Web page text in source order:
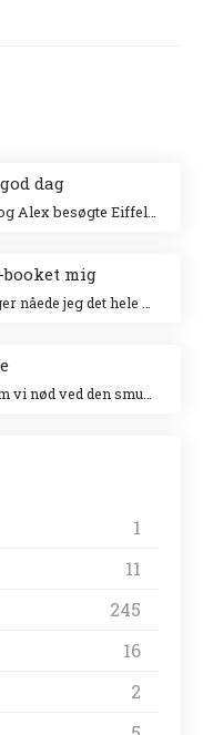
dag
mig
1
11
245
16
2